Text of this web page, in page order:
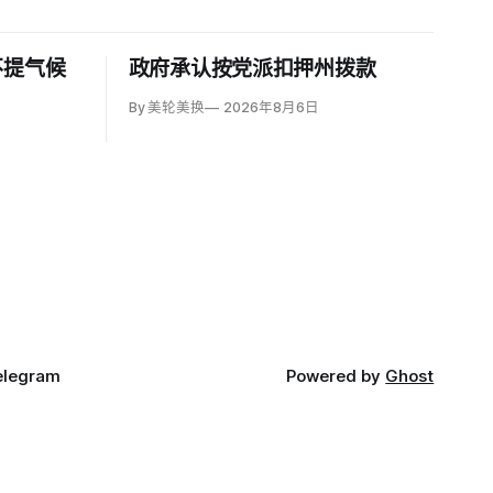
气候 政府承认按党派扣押州拨款
By 美轮美换 2026年8月6日
Powered by Ghost